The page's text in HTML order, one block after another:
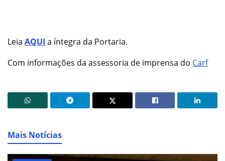
Leia AQUI a íntegra da Portaria.
Com informações da assessoria de imprensa do Carf
Mais Notícias